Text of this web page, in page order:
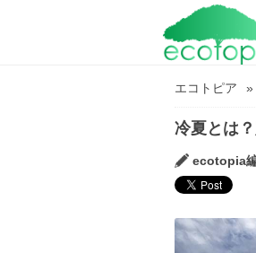
エコトピア
冷夏とは
ecotopia